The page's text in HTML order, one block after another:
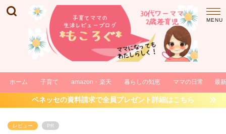
ホーム 子育て amazon・楽天 暮らしの知恵 ママの日常 最
ベネッセの資料請求で全員プレゼント詳細はこちら
レビュー PR